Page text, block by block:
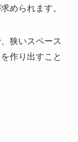
められます。
狭いスペース
作り出すこと